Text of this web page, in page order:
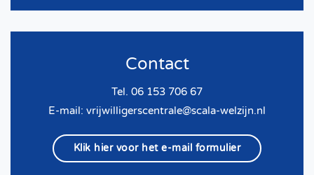
Contact
Tel. 06 153 706 67
E-mail: vrijwilligerscentrale@scala-welzijn.nl
Klik hier voor het e-mail formulier